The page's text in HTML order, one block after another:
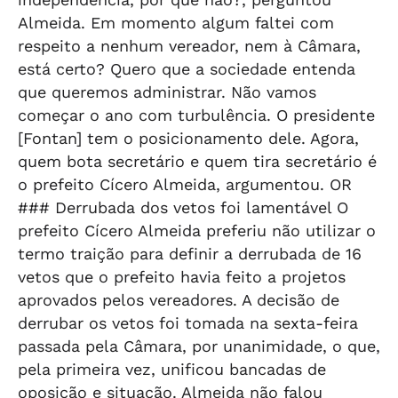
Almeida. Em momento algum faltei com
respeito a nenhum vereador, nem à Câmara,
está certo? Quero que a sociedade entenda
que queremos administrar. Não vamos
começar o ano com turbulência. O presidente
[Fontan] tem o posicionamento dele. Agora,
quem bota secretário e quem tira secretário é
o prefeito Cícero Almeida, argumentou. OR
### Derrubada dos vetos foi lamentável O
prefeito Cícero Almeida preferiu não utilizar o
termo traição para definir a derrubada de 16
vetos que o prefeito havia feito a projetos
aprovados pelos vereadores. A decisão de
derrubar os vetos foi tomada na sexta-feira
passada pela Câmara, por unanimidade, o que,
pela primeira vez, unificou bancadas de
oposição e situação. Almeida não falou